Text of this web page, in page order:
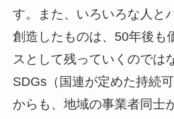
す。また、いろいろな人と
創造したものは、50年後も
スとして残っていくのでは
SDGs（国連が定めた持続
からも、地域の事業者同士